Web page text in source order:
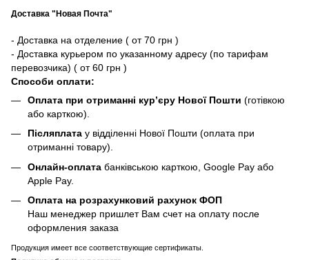
Доставка "Новая Почта"
- Доставка на отделение ( от 70 грн )
- Доставка курьером по указанному адресу (по тарифам
перевозчика) ( от 60 грн )
Способи оплати:
Оплата при отриманні кур’єру Нової Пошти (готівкою
або карткою).
Післяплата у відділенні Нової Пошти (оплата при
отриманні товару).
Онлайн-оплата банківською карткою, Google Pay або
Apple Pay.
Оплата на розрахунковий рахунок ФОП
Наш менеджер пришлет Вам счет на оплату после
оформления заказа
Продукция имеет все соответствующие сертификаты.